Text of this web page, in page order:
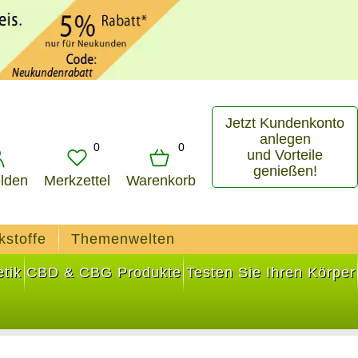
0
Merkzettel
0
Warenkorb
Jetzt Kundenkonto
anlegen
und Vorteile
genießen!
Themenwelten
CBD & CBG Produkte Testen Sie Ihren Körper